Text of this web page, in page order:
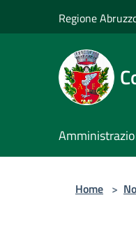
Regione
Home >